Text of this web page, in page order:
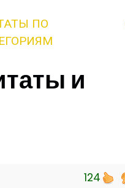
ПО
и
124